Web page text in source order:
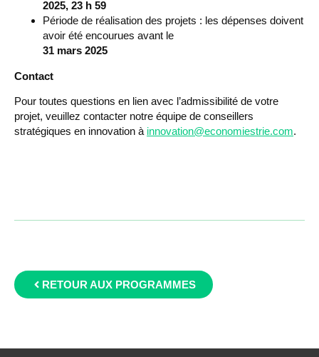
2025, 23 h 59
Période de réalisation des projets : les dépenses doivent
avoir été encourues avant le
31 mars 2025
Contact
Pour toutes questions en lien avec l’admissibilité de votre
projet, veuillez contacter notre équipe de conseillers
stratégiques en innovation à innovation@economiestrie.com.
RETOUR AUX PROGRAMMES